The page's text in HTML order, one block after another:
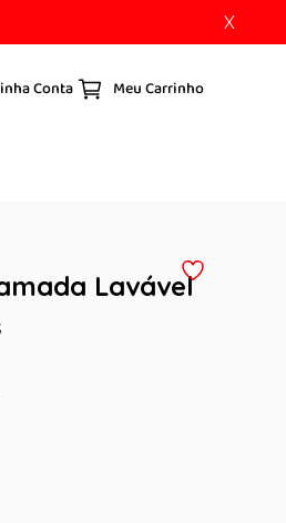
X
Conta
Lavável